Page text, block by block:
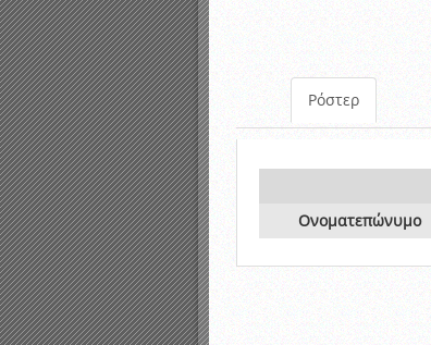
Ρόστερ
Ονοματεπώνυμο